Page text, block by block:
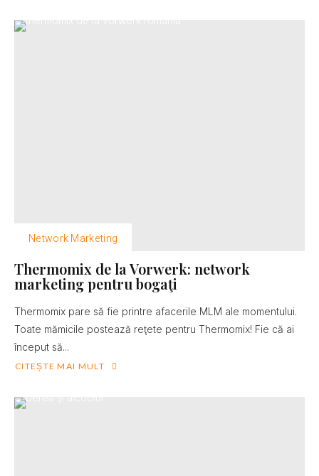
Network Marketing
Thermomix de la Vorwerk: network
marketing pentru bogaţi
Thermomix pare să fie printre afacerile MLM ale momentului.
Toate mămicile postează reţete pentru Thermomix! Fie că ai
început să...
CITEȘTE MAI MULT